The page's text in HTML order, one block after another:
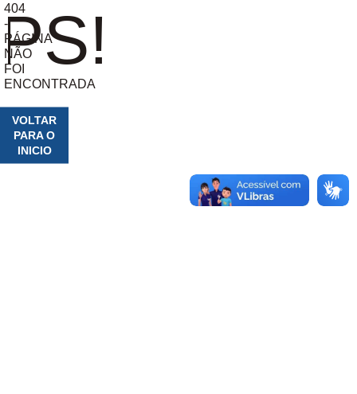
404
-
PÁGINA
NÃO
FOI
ENCONTRADA
VOLTAR
PARA O
INICIO